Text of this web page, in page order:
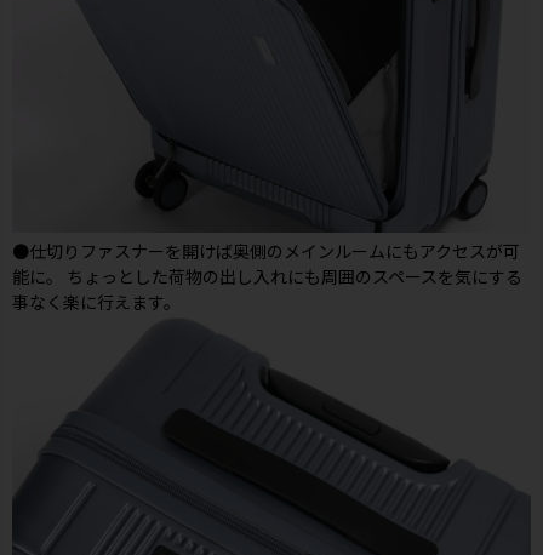
●仕切りファスナーを開けば奥側のメインルームにもアクセスが可
能に。 ちょっとした荷物の出し入れにも周囲のスペースを気にする
事なく楽に行えます。